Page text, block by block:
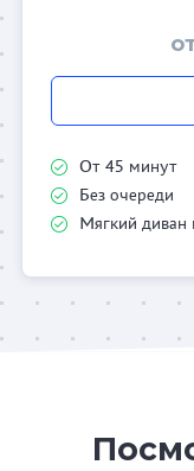
От 45 минут
Без очереди
Мягкий диван